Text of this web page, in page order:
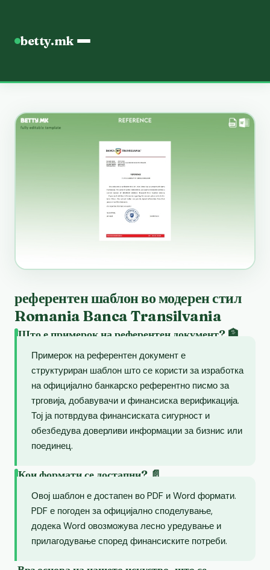
betty.mk
референтен шаблон во модерен стил
Romania Banca Transilvania
Што е примерок на референтен документ? 🏦
Примерок на референтен документ е
структуриран шаблон што се користи за изработка
на официјално банкарско референтно писмо за
трговија, добавувачи и финансиска верификација.
Тој ја потврдува финансиската сигурност и
обезбедува доверливи информации за бизнис или
поединец.
Кои формати се достапни? 📄
Овој шаблон е достапен во PDF и Word формати.
PDF е погоден за официјално споделување,
додека Word овозможува лесно уредување и
прилагодување според финансиските потреби.